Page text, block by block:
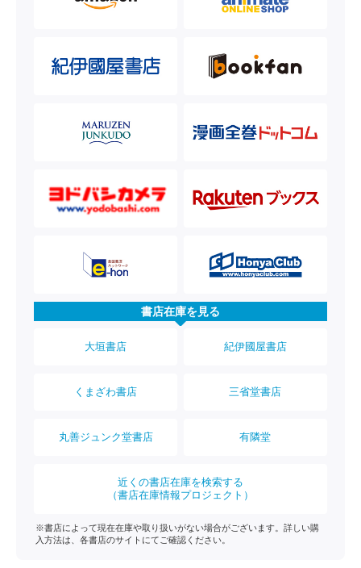
書店在庫を見る
大垣書店 紀伊國屋書店
くまざわ書店 三省堂書店
丸善ジュンク堂書店 有隣堂
近くの書店在庫を検索する
（書店在庫情報プロジェクト）
※書店によって現在在庫や取り扱いがない場合がございます。詳しい購
入方法は、各書店のサイトにてご確認ください。